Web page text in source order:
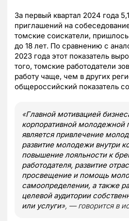
За первый квартал 2024 года
приглашений на
томские соискатели, пришлось
до 18 лет. По сравнению с
2023 года этот показатель
того, томские работодатели
работу чаще, чем в других
общероссийский показатель
«Главной мотивацией
корпоративной молодежной
является привлечение
развитие молодежи внутри
повышение лояльности к
работодателя, развитие
просвещение и помощь
самоопределении, а также
целевой аудитории
или услуги», — говорится в